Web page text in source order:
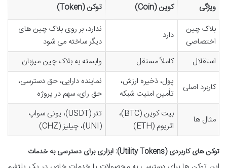
ویژگی کوین (Coin)
توکن (Token)
بلاک چین
اختصاصی
دارد
ندارد، بر روی بلاک چین های
دیگر ساخته می شود
استقلال
کاملاً مستقل وابسته به بلاک چین میزبان
کاربرد اصلی
پول، ذخیره ارزش،
تأمین امنیت شبکه
نماینده دارایی، حق دسترسی،
حق رای، سهم در پروژه
مثال ها
بیت کوین (BTC)،
اتریوم (ETH)
تتر (USDT)، یونی سواپ
(UNI)، چیلیز (CHZ)
توکن های کاربردی (Utility Tokens): ابزاری برای دسترسی به خدمات